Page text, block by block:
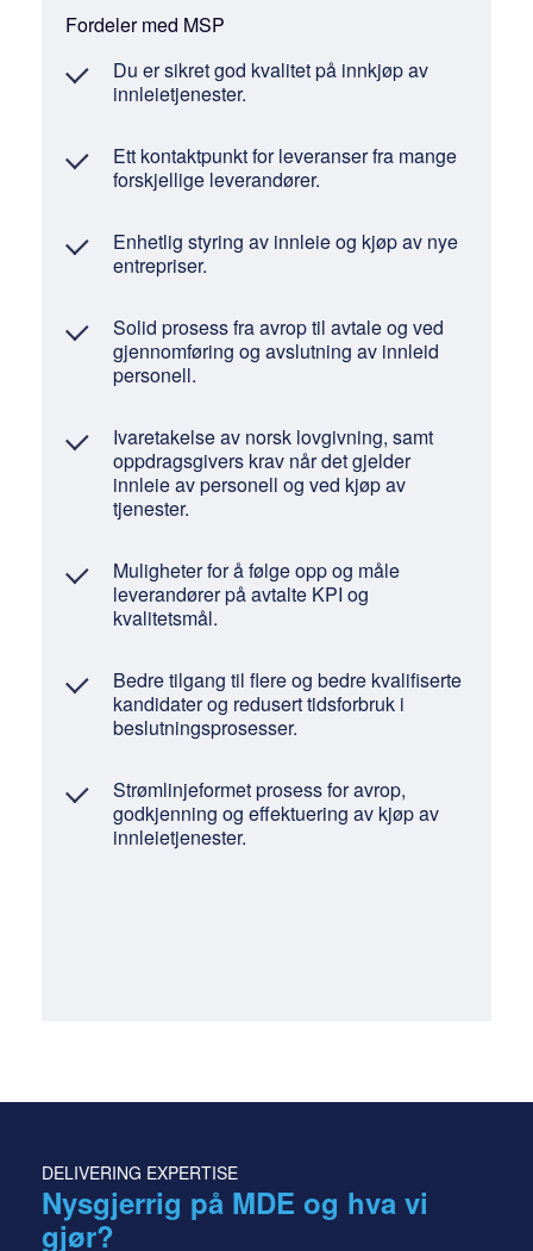
Fordeler med MSP
Du er sikret god kvalitet på innkjøp av
innleietjenester.
Ett kontaktpunkt for leveranser fra mange
forskjellige leverandører.
Enhetlig styring av innleie og kjøp av nye
entrepriser.
Solid prosess fra avrop til avtale og ved
gjennomføring og avslutning av innleid
personell.
Ivaretakelse av norsk lovgivning, samt
oppdragsgivers krav når det gjelder
innleie av personell og ved kjøp av
tjenester.
Muligheter for å følge opp og måle
leverandører på avtalte KPI og
kvalitetsmål.
Bedre tilgang til flere og bedre kvalifiserte
kandidater og redusert tidsforbruk i
beslutningsprosesser.
Strømlinjeformet prosess for avrop,
godkjenning og effektuering av kjøp av
innleietjenester.
DELIVERING EXPERTISE
Nysgjerrig på MDE og hva vi
gjør?